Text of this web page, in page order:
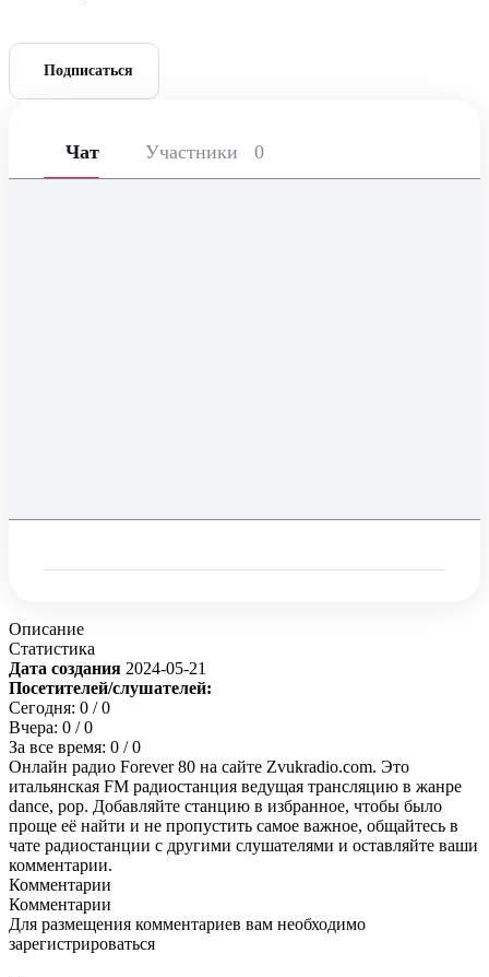
Подписаться
Чат Участники 0
Описание
Статистика
Дата создания 2024-05-21
Посетителей/слушателей:
Сегодня: 0 / 0
Вчера: 0 / 0
За все время: 0 / 0
Онлайн радио Forever 80 на сайте Zvukradio.com. Это
итальянская FM радиостанция ведущая трансляцию в жанре
dance, pop. Добавляйте станцию в избранное, чтобы было
проще её найти и не пропустить самое важное, общайтесь в
чате радиостанции с другими слушателями и оставляйте ваши
комментарии.
Комментарии
Комментарии
Для размещения комментариев вам необходимо
зарегистрироваться